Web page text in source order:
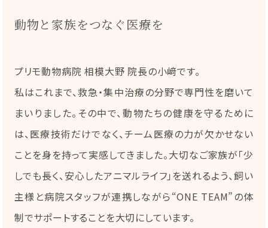
動物と家族をつなぐ医療を
プリモ動物病院 相模大野 院長の小﨑です。
私はこれまで、救急・集中治療の分野で専門性を磨いて
まいりました。その中で、動物たちの健康を守るために
は、医療技術だけでなく、チーム医療の力が欠かせない
ことを身を持って実感してきました。大切なご家族が「少
しでも長く、安心したアニマルライフ」を送れるよう、飼い
主様と病院スタッフが連携しながら“ONE TEAM”の体
制でサポートすることを大切にしています。